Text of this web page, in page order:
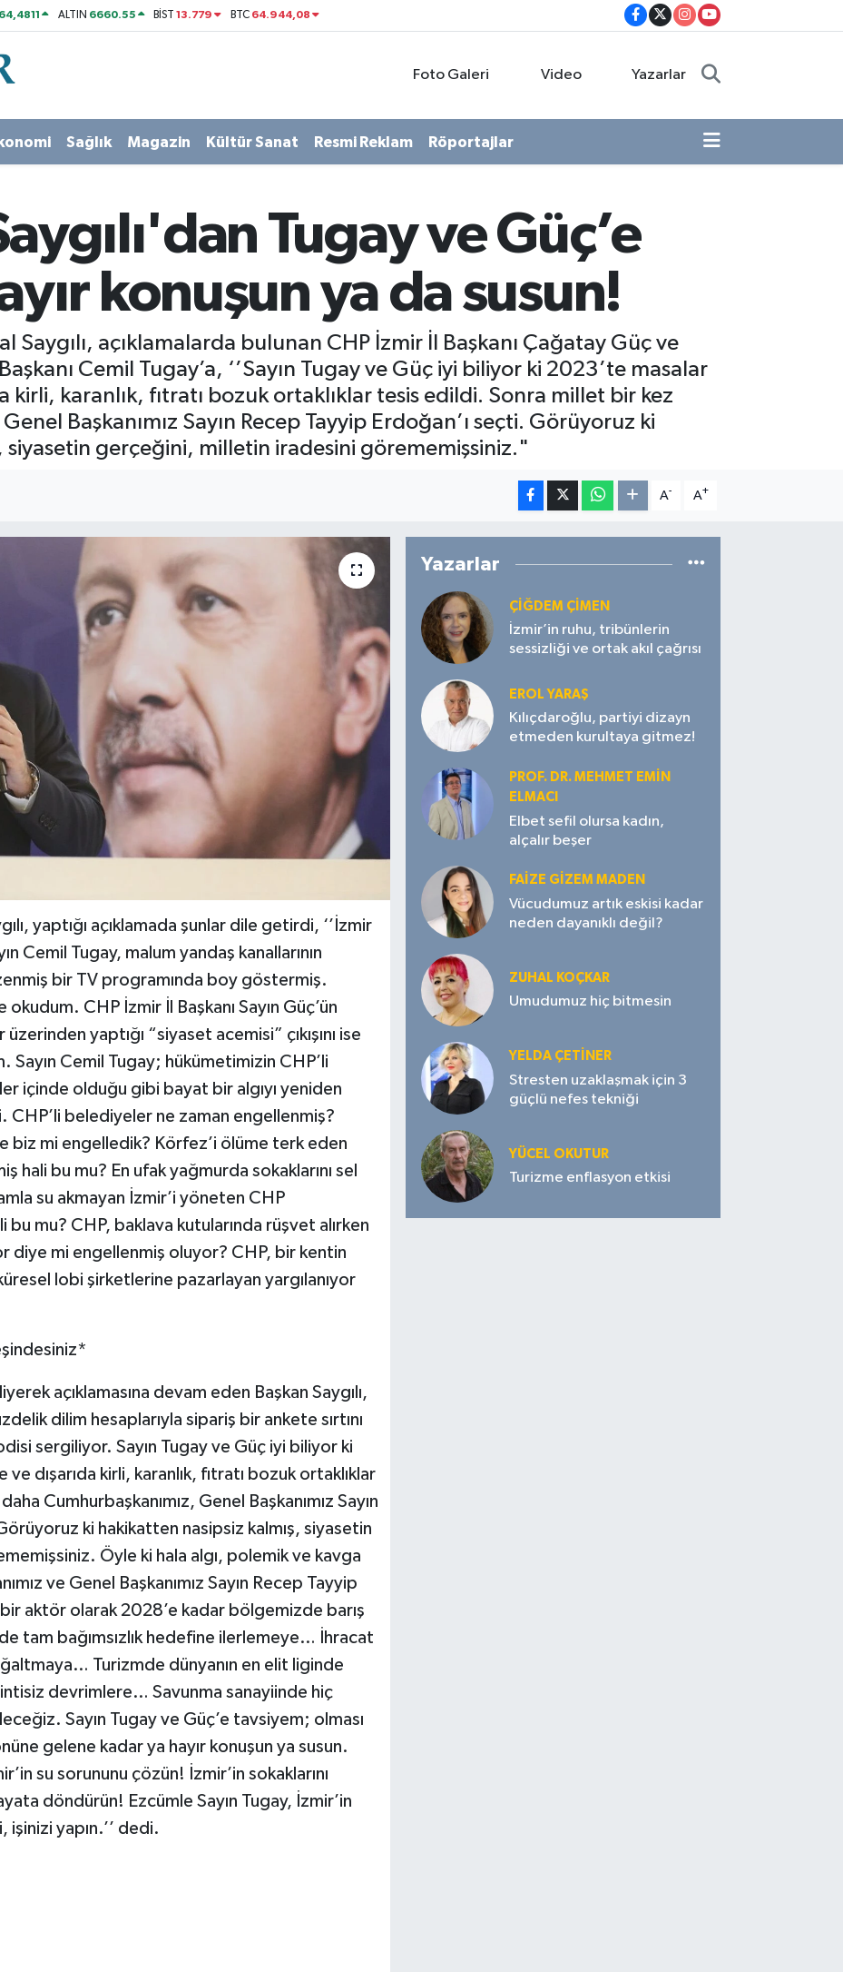
64,4811 ALTIN 6660.55 BİST13.779 BTC 64.944,08
Foto Galeri Video Yazarlar
Sağlık Magazin Kültür Sanat Resmi Reklam Röportajlar
Tugay ve Güç’e
konuşun ya da susun!
Saygılı, açıklamalarda bulunan CHP İzmir İl Başkanı Çağatay Güç ve
Cemil Tugay’a, ‘’Sayın Tugay ve Güç iyi biliyor ki 2023’te masalar
kirli, karanlık, fıtratı bozuk ortaklıklar tesis edildi. Sonra millet bir kez
Başkanımız Sayın Recep Tayyip Erdoğan’ı seçti. Görüyoruz ki
siyasetin gerçeğini, milletin iradesini görememişsiniz."
A- A+
yaptığı açıklamada şunlar dile getirdi, ‘’İzmir
Cemil Tugay, malum yandaş kanallarının
bir TV programında boy göstermiş.
okudum. CHP İzmir İl Başkanı Sayın Güç’ün
yaptığı “siyaset acemisi” çıkışını ise
Sayın Cemil Tugay; hükümetimizin CHP’li
içinde olduğu gibi bayat bir algıyı yeniden
CHP’li belediyeler ne zaman engellenmiş?
biz mi engelledik? Körfez’i ölüme terk eden
hali bu mu? En ufak yağmurda sokaklarını sel
su akmayan İzmir’i yöneten CHP
mu? CHP, baklava kutularında rüşvet alırken
diye mi engellenmiş oluyor? CHP, bir kentin
lobi şirketlerine pazarlayan yargılanıyor
açıklamasına devam eden Başkan Saygılı,
dilim hesaplarıyla sipariş bir ankete sırtını
sergiliyor. Sayın Tugay ve Güç iyi biliyor ki
dışarıda kirli, karanlık, fıtratı bozuk ortaklıklar
Cumhurbaşkanımız, Genel Başkanımız Sayın
ki hakikatten nasipsiz kalmış, siyasetin
Öyle ki hala algı, polemik ve kavga
ve Genel Başkanımız Sayın Recep Tayyip
aktör olarak 2028’e kadar bölgemizde barış
tam bağımsızlık hedefine ilerlemeye… İhracat
Turizmde dünyanın en elit liginde
devrimlere… Savunma sanayiinde hiç
Sayın Tugay ve Güç’e tavsiyem; olması
gelene kadar ya hayır konuşun ya susun.
su sorununu çözün! İzmir’in sokaklarını
döndürün! Ezcümle Sayın Tugay, İzmir’in
yapın.’’ dedi.
Yazarlar
ÇIĞDEM ÇIMEN
İzmir’in ruhu, tribünlerin
sessizliği ve ortak akıl çağrısı
EROL YARAŞ
Kılıçdaroğlu, partiyi dizayn
etmeden kurultaya gitmez!
PROF. DR. MEHMET EMIN
ELMACI
Elbet sefil olursa kadın,
alçalır beşer
FAIZE GIZEM MADEN
Vücudumuz artık eskisi kadar
neden dayanıklı değil?
ZUHAL KOÇKAR
Umudumuz hiç bitmesin
YELDA ÇETİNER
Stresten uzaklaşmak için 3
güçlü nefes tekniği
YÜCEL OKUTUR
Turizme enflasyon etkisi